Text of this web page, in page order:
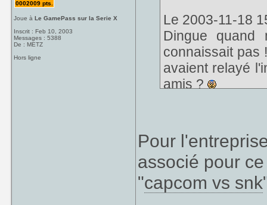
0002009 pts.
Joue àLe GamePass sur la Serie X
Inscrit : Feb 10, 2003
Messages : 5388
De : METZ
Hors ligne
Le 2003-11-18
Dingue
connaissait pas
avaient relayé
amis ?
le FM TOWN ?
faisaient rêver à
part d'un
console
quel était le
Pour
associé pour
"capcom vs snk